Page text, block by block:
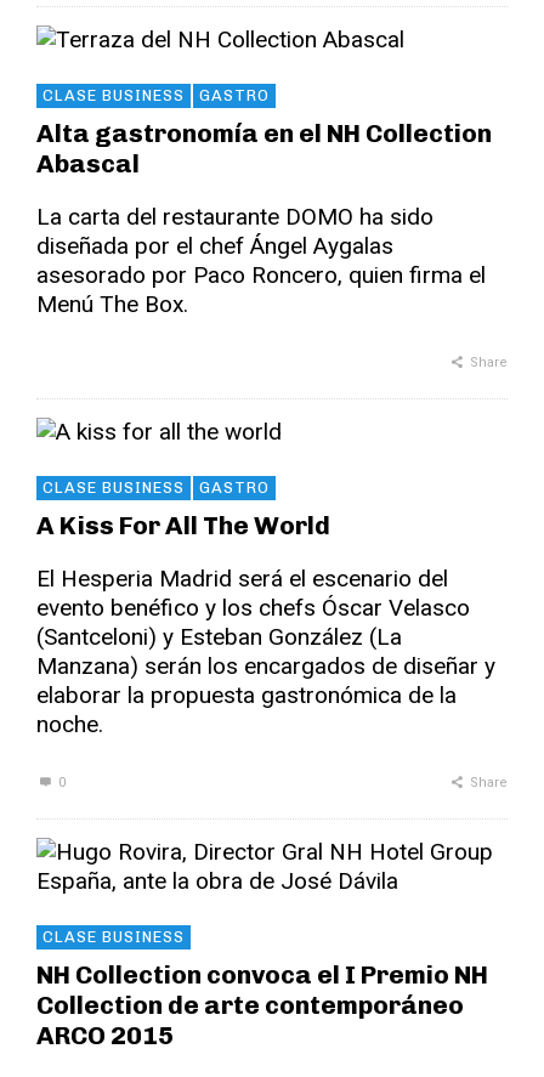
CLASE BUSINESS GASTRO
Alta gastronomía en el NH Collection
Abascal
La carta del restaurante DOMO ha sido
diseñada por el chef Ángel Aygalas
asesorado por Paco Roncero, quien firma el
Menú The Box.
Share
CLASE BUSINESS GASTRO
A Kiss For All The World
El Hesperia Madrid será el escenario del
evento benéfico y los chefs Óscar Velasco
(Santceloni) y Esteban González (La
Manzana) serán los encargados de diseñar y
elaborar la propuesta gastronómica de la
noche.
0 Share
CLASE BUSINESS
NH Collection convoca el I Premio NH
Collection de arte contemporáneo
ARCO 2015